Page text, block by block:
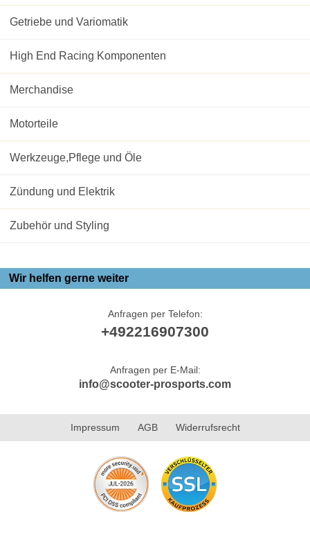
Getriebe und Variomatik
High End Racing Komponenten
Merchandise
Motorteile
Werkzeuge,Pflege und Öle
Zündung und Elektrik
Zubehör und Styling
Wir helfen gerne weiter
Anfragen per Telefon:
+492216907300
Anfragen per E-Mail:
info@scooter-prosports.com
Impressum AGB Widerrufsrecht